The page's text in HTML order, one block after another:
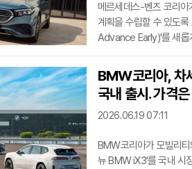
메르세데스-벤츠 코리
계획을 수립할 수 있도
Advance Early)'를 새롭
(Warranty Plus
제공한다. 기존 스탠다
서비스 패키지(ISP) 만
단계부터 장기적인 유지
BMW코리아, 차
국내 출시. 가격
2026.06.19 07:11
BMW코리아가 모빌리
뉴 BMW iX3'를 국내 시